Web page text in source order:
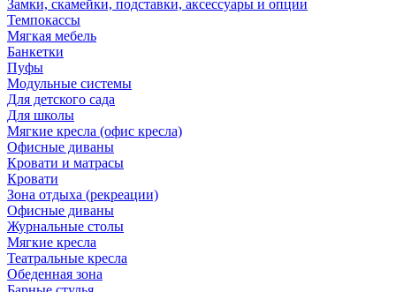
Замки, скамейки, подставки, аксессуары и опции
Темпокассы
Мягкая мебель
Банкетки
Пуфы
Модульные системы
Для детского сада
Для школы
Мягкие кресла (офис кресла)
Офисные диваны
Кровати и матрасы
Кровати
Зона отдыха (рекреации)
Офисные диваны
Журнальные столы
Мягкие кресла
Театральные кресла
Обеденная зона